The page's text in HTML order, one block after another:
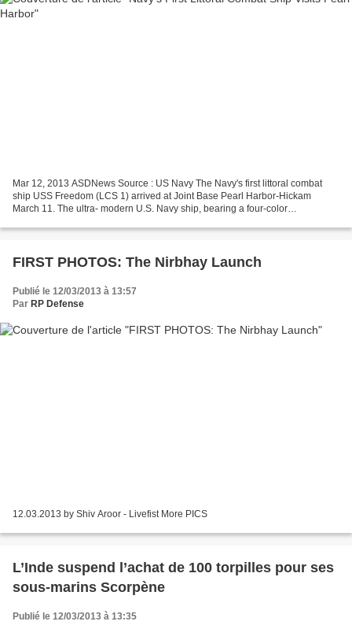
Mar 12, 2013 ASDNews Source : US Navy The Navy's first littoral combat
ship USS Freedom (LCS 1) arrived at Joint Base Pearl Harbor-Hickam
March 11. The ultra- modern U.S. Navy ship, bearing a four-color
FIRST PHOTOS: The Nirbhay Launch
Publié le 12/03/2013 à 13:57
Par RP Defense
12.03.2013 by Shiv Aroor - Livefist More PICS
L’Inde suspend l’achat de 100 torpilles pour ses
sous-marins Scorpène
Publié le 12/03/2013 à 13:35